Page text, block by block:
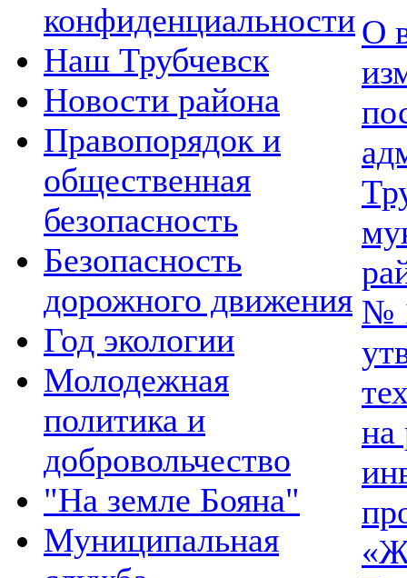
конфиденциальности
Наш Трубчевск
Новости района
Правопорядок и
общественная
безопасность
Безопасность
дорожного движения
Год экологии
Молодежная
политика и
добровольчество
"На земле Бояна"
Муниципальная
О
№
на